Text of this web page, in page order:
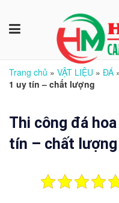
Trang chủ » VẬT LIỆU » ĐÁ
1 uy tín – chất lượng
Thi công đá
tín – chất lượng